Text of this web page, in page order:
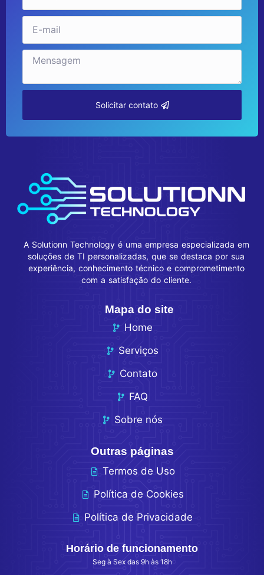
Solicitar contato
A Solutionn Technology é uma empresa especializada em
soluções de TI personalizadas, que se destaca por sua
experiência, conhecimento técnico e comprometimento
com a satisfação do cliente.
Mapa do site
Home
Serviços
Contato
FAQ
Sobre nós
Outras páginas
Termos de Uso
Política de Cookies
Política de Privacidade
Horário de funcionamento
Seg à Sex das 9h às 18h